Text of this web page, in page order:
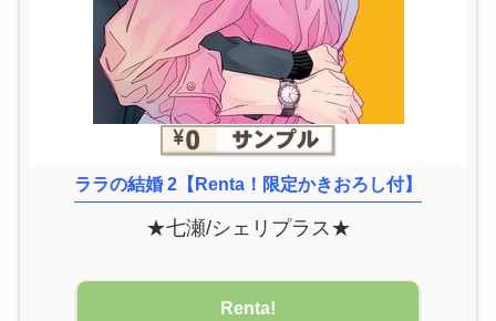
ララの結婚 2【Renta！限定かきおろし付】
★七瀬/シェリプラス★
Renta!